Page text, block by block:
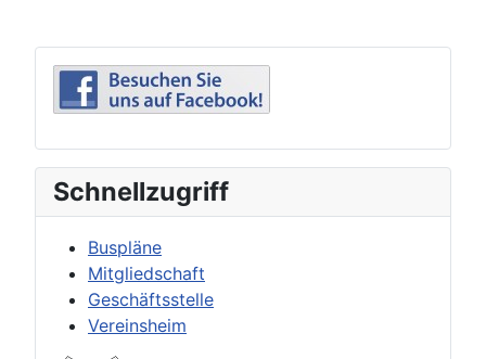
Schnellzugriff
Buspläne
Mitgliedschaft
Geschäftsstelle
Vereinsheim